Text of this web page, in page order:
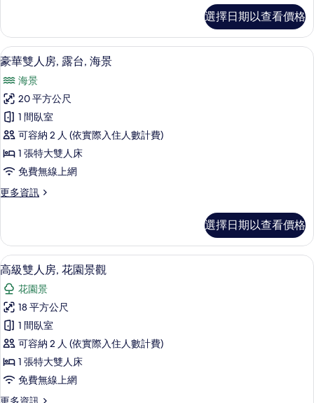
海
景
的
所
有
相
片
雙
人
房,
台,
海
景
的
詳
情
選擇日期以查看價格
顯
示
豪
華
雙
人
房,
露
台,
景
的
所
有
相
片
豪華雙人房, 露台, 海景 | 1 間臥室、舒
35
豪華雙人房, 露台, 海景
海景
20 平方公尺
1 間臥室
可容納 2 人 (依實際入住人數計費)
1 張特大雙人床
免費無線上網
更多資訊
更
雙
人
房,
台,
海
景
的
詳
情
選擇日期以查看價格
顯
示
高
級
雙
人
房,
花
高級雙人房, 花園景觀 | 1 間臥室、舒
5
高級雙人房, 花園景觀
花園景
18 平方公尺
1 間臥室
可容納 2 人 (依實際入住人數計費)
1 張特大雙人床
免費無線上網
更